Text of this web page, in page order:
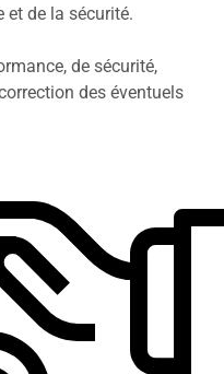
et de la sécurité.
de sécurité,
des éventuels